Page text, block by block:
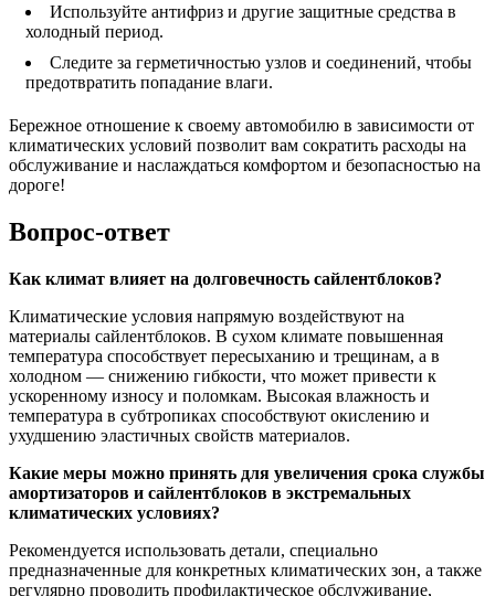
Используйте антифриз и другие защитные средства в
холодный период.
Следите за герметичностью узлов и соединений, чтобы
предотвратить попадание влаги.
Бережное отношение к своему автомобилю в зависимости от
климатических условий позволит вам сократить расходы на
обслуживание и наслаждаться комфортом и безопасностью на
дороге!
Вопрос-ответ
Как климат влияет на долговечность сайлентблоков?
Климатические условия напрямую воздействуют на
материалы сайлентблоков. В сухом климате повышенная
температура способствует пересыханию и трещинам, а в
холодном — снижению гибкости, что может привести к
ускоренному износу и поломкам. Высокая влажность и
температура в субтропиках способствуют окислению и
ухудшению эластичных свойств материалов.
Какие меры можно принять для увеличения срока службы
амортизаторов и сайлентблоков в экстремальных
климатических условиях?
Рекомендуется использовать детали, специально
предназначенные для конкретных климатических зон, а также
регулярно проводить профилактическое обслуживание,